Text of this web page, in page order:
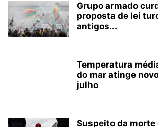
Grupo armado
proposta de lei
antigos...
Temperatura
do mar atinge
julho
Suspeito da morte